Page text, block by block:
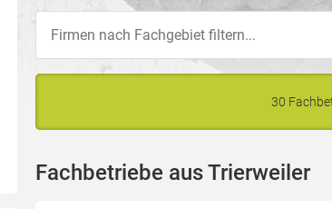
30
Fachbetriebe aus Trierweiler